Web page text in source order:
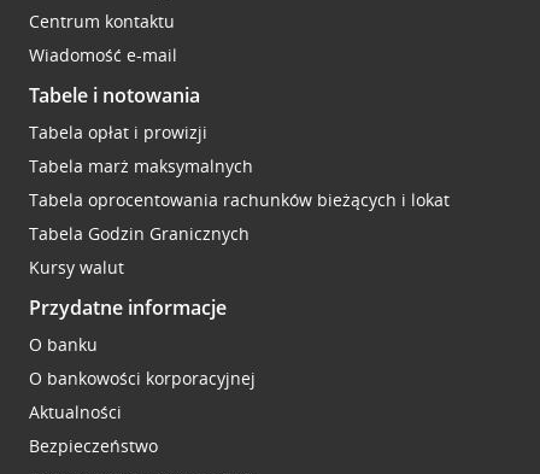
Centrum kontaktu
Wiadomość e-mail
Tabele i notowania
Tabela opłat i prowizji
Tabela marż maksymalnych
Tabela oprocentowania rachunków bieżących i lokat
Tabela Godzin Granicznych
Kursy walut
Przydatne informacje
O banku
O bankowości korporacyjnej
Aktualności
Bezpieczeństwo